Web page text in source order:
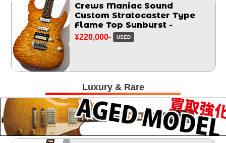
Crews Maniac Sound
Custom Stratocaster Type
Flame Top Sunburst -
¥220,000- USED
Luxury & Rare